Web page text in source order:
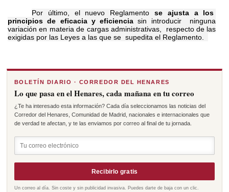
Por último, el nuevo Reglamentose ajusta a los
principios de eficacia y eficiencia sin introducir ninguna
variación en materia de cargas administrativas, respecto de las
exigidas por las Leyes a las que se supedita el Reglamento.
BOLETÍN DIARIO · CORREDOR DEL HENARES
Lo que pasa en el Henares, cada mañana en tu correo
¿Te ha interesado esta información? Cada día seleccionamos las noticias del
Corredor del Henares, Comunidad de Madrid, nacionales e internacionales que
de verdad te afectan, y te las enviamos por correo al final de tu jornada.
Recibirlo gratis
Un correo al día. Sin coste y sin publicidad invasiva. Puedes darte de baja con un clic.